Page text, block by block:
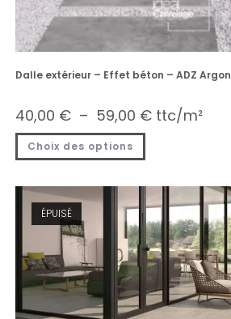
Dalle extérieur – Effet béton – ADZ Argon
40,00 € – 59,00 € ttc/m²
Choix des options
ÉPUISÉ